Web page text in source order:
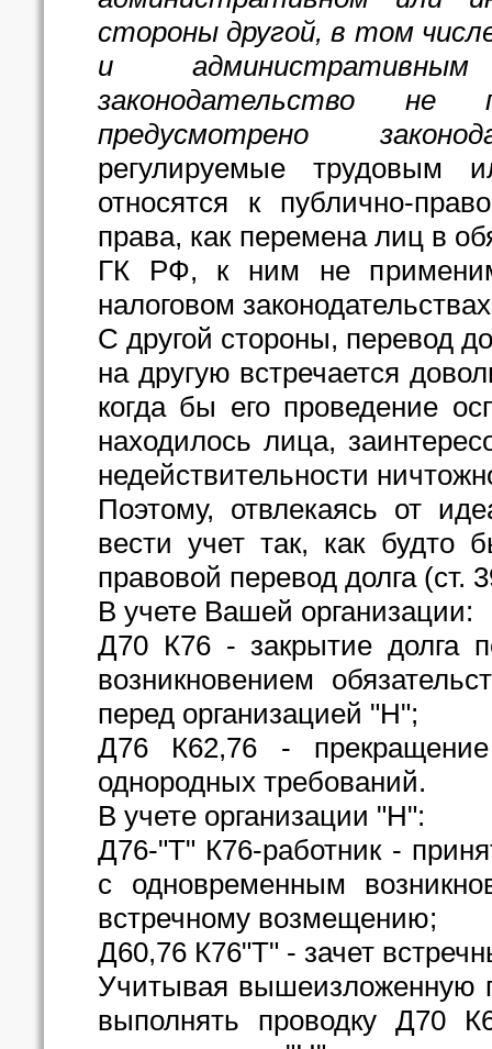
стороны другой, в том
и
законодательство
предусмотрено
регулируемые трудовым
относятся к публично-
права, как перемена лиц в
ГК РФ, к ним не
налоговом
С другой стороны, перевод
на другую встречается
когда бы его проведение
находилось лица,
недействительности
Поэтому, отвлекаясь от
вести учет так, как будто
правовой перевод долга (ст.
В учете Вашей организации:
Д70 К76 - закрытие долга
возникновением
перед организацией "Н";
Д76 К62,76 - прекращение
однородных требований.
В учете организации "Н":
Д76-"Т" К76-работник -
с одновременным
встречному возмещению;
Д60,76 К76"Т" - зачет
Учитывая вышеизложенную
выполнять проводку Д70